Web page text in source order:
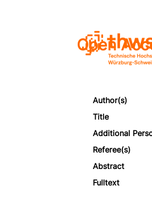
Open
Author(s)
Title
Additional
Referee(s)
Abstract
Fulltext